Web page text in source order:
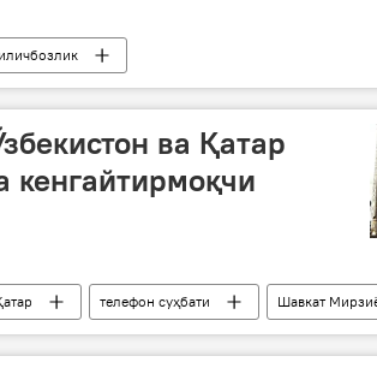
ва Қатар
кенгайтирмоқчи
телефон суҳбати Шавкат